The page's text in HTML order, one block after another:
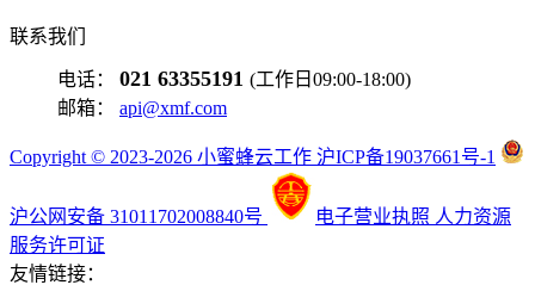
联系我们
电话： 021 63355191 (工作日09:00-18:00)
邮箱： api@xmf.com
Copyright © 2023-2026 小蜜蜂云工作 沪ICP备19037661号-1
沪公网安备 31011702008840号 电子营业执照 人力资源
服务许可证
友情链接：